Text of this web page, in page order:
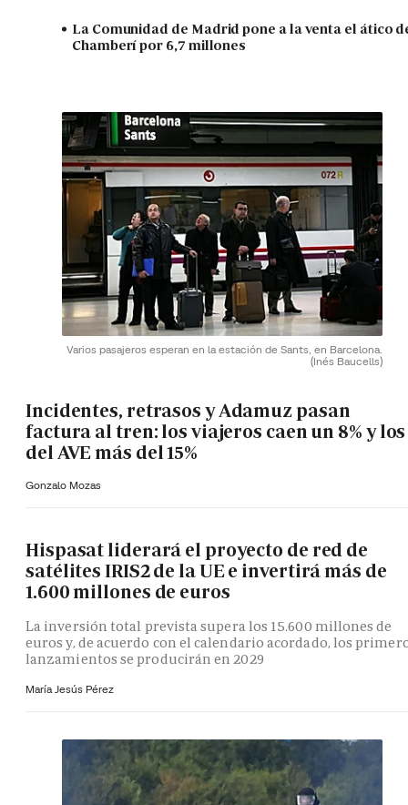
La Comunidad de Madrid pone a la venta el ático
Chamberí por 6,7 millones
Varios pasajeros esperan en la estación de Sants, en Barcelona.
(Inés Baucells)
Incidentes, retrasos y Adamuz pasan
factura al tren: los viajeros caen un 8% y los
del AVE más del 15%
Gonzalo Mozas
Hispasat liderará el proyecto de red de
satélites IRIS2 de la UE e invertirá más de
1.600 millones de euros
La inversión total prevista supera los 15.600 millones de
euros y, de acuerdo con el calendario acordado, los
lanzamientos se producirán en 2029
María Jesús Pérez